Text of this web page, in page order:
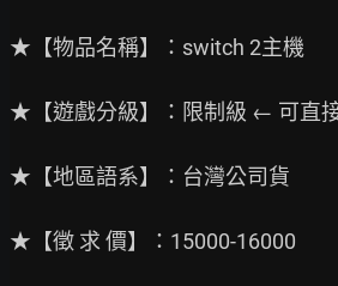
★【物品名稱】：switch 2主機
★【遊戲分級】：限制級 ← 可直
★【地區語系】：台灣公司貨
★【徵 求 價】：15000-16000